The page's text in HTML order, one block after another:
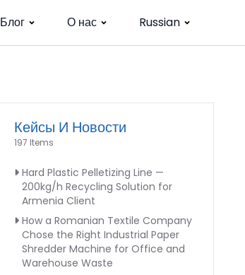
Блог О нас Russian
Кейсы И Новости
197 Items
Hard Plastic Pelletizing Line —
200kg/h Recycling Solution for
Armenia Client
How a Romanian Textile Company
Chose the Right Industrial Paper
Shredder Machine for Office and
Warehouse Waste